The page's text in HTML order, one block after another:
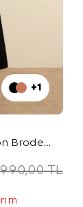
+1
Brode
TL